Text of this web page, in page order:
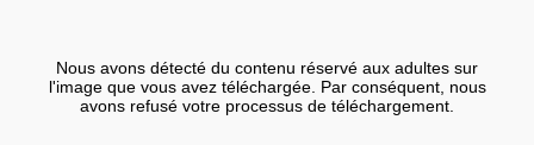
Nous avons détecté du contenu réservé aux adultes sur
l'image que vous avez téléchargée. Par conséquent, nous
avons refusé votre processus de téléchargement.